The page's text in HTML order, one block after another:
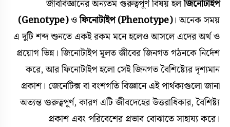
জীববিজ্ঞানের অন্যতম গুরুত্বপূর্ণ বিষয় হলজিনোটাইপ
(Genotype)ওফিনোটাইপ (Phenotype)। অনেক সময়
এ দুটি শব্দ শুনতে একই রকম মনে হলেও আসলে এদের অর্থ ও
প্রয়োগ ভিন্ন। জিনোটাইপ মূলত জীবের জিনগত গঠনকে নির্দেশ
করে, আর ফিনোটাইপ হলো সেই জিনগত বৈশিষ্ট্যের দৃশ্যমান
প্রকাশ। জেনেটিক্স বা বংশগতি বিজ্ঞানে এই পার্থক্যগুলো জানা
অত্যন্ত গুরুত্বপূর্ণ, কারণ এটি জীবদেহের উত্তরাধিকার, বৈশিষ্ট্য
প্রকাশ এবং পরিবেশের প্রভাব বোঝাতে সাহায্য করে।